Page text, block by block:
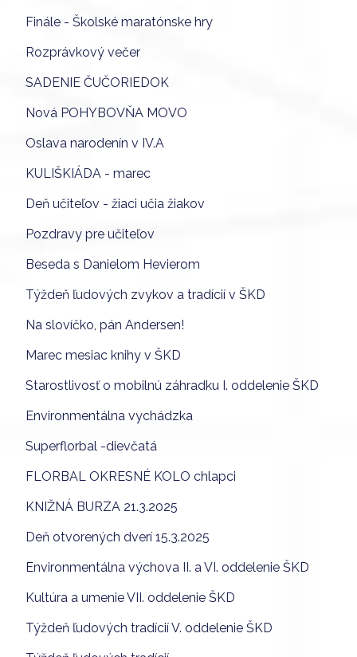
Finále - Školské maratónske hry
Rozprávkový večer
SADENIE ČUČORIEDOK
Nová POHYBOVŇA MOVO
Oslava narodenín v IV.A
KULIŠKIÁDA - marec
Deň učiteľov - žiaci učia žiakov
Pozdravy pre učiteľov
Beseda s Danielom Hevierom
Týždeň ľudových zvykov a tradícií v ŠKD
Na slovíčko, pán Andersen!
Marec mesiac knihy v ŠKD
Starostlivosť o mobilnú záhradku I. oddelenie ŠKD
Environmentálna vychádzka
Superflorbal -dievčatá
FLORBAL OKRESNÉ KOLO chlapci
KNIŽNÁ BURZA 21.3.2025
Deň otvorených dverí 15.3.2025
Environmentálna výchova II. a VI. oddelenie ŠKD
Kultúra a umenie VII. oddelenie ŠKD
Týždeň ľudových tradícií V. oddelenie ŠKD